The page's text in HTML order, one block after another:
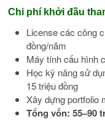
Chi phí khởi đầu
License các công
đồng/năm
Máy tính cấu hình
Học kỹ năng sử
15 triệu đồng
Xây dựng portfolio
Tổng vốn: 55–90